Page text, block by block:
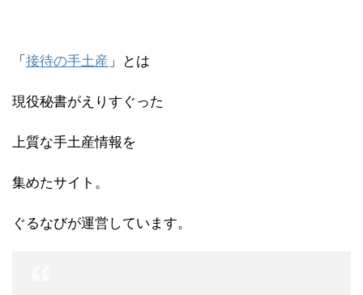
「 接待の手土産 」とは
現役秘書がえりすぐった
上質な手土産情報を
集めたサイト。
ぐるなびが運営しています。